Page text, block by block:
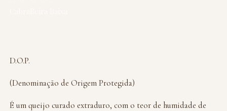
D.O.P.
(Denominação de Origem Protegida)
É um queijo curado extraduro, com o teor de humidade de